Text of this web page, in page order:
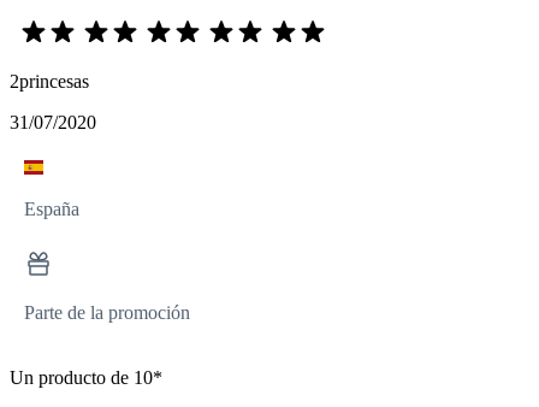
2princesas
31/07/2020
España
Parte de la promoción
Un producto de 10*